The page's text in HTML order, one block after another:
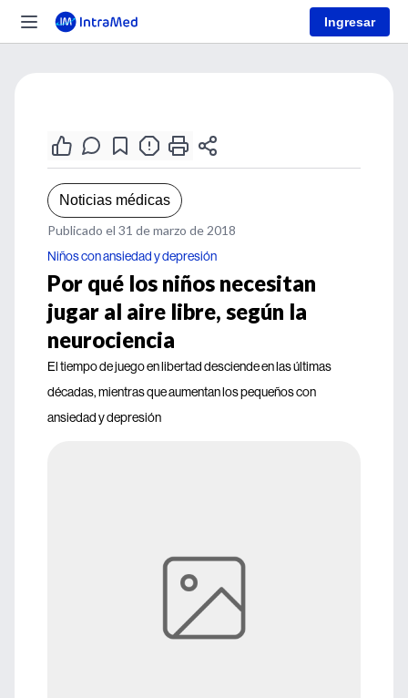
Ingresar
Noticias médicas
Publicado el 31 de marzo de 2018
Niños con ansiedad y depresión
Por qué los niños necesitan
jugar al aire libre, según la
neurociencia
El tiempo de juego en libertad desciende en las últimas
décadas, mientras que aumentan los pequeños con
ansiedad y depresión